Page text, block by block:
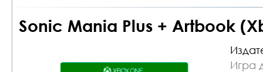
Sonic Mania Plus + Artbook
Игра